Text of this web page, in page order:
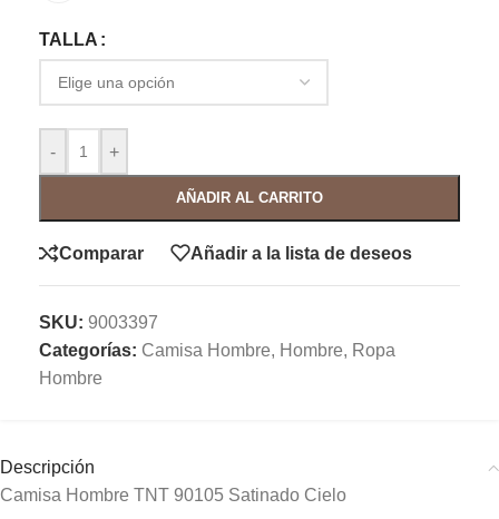
TALLA
- +
AÑADIR AL CARRITO
Comparar Añadir a la lista de deseos
SKU: 9003397
Categorías: Camisa Hombre, Hombre, Ropa
Hombre
Descripción
Camisa Hombre TNT 90105 Satinado Cielo